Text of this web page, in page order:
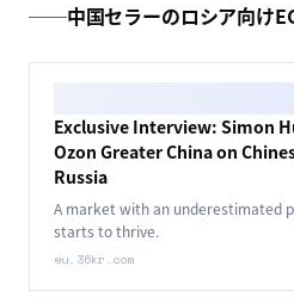
要デジタルブランド創業者と直
ました。インド発DTCブランド
直結ルートとなり、5/7既報の
点）の急成長と並んで、インド
ーバル化が加速しています。
Ozon Greater China社長